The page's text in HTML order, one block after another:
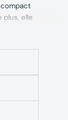
elle
de 6 heures
mode forte
d'utilisation